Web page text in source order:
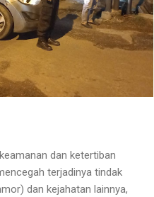
dan ketertiban
terjadinya tindak
dan kejahatan lainnya,